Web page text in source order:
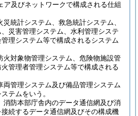
ア及びネットワークで構成される仕組
統計システム、救急統計システム、
災害管理システム、水利管理システ
理システム等で構成されるシステム
対象物管理システム、危険物施設管
管理者管理システム等で構成される
管理システム及び備品管理システム
テムをいう。
防本部庁舎内のデータ通信網及び消
続するデータ通信網及びその構成機